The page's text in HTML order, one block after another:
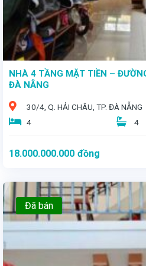
NHÀ 4 TẦNG MẶT TIỀN –
ĐÀ NẴNG
30/4, Q. HẢI CHÂU, TP. ĐÀ NẴNG
4
4
18.000.000.000 đồng
Đã bán